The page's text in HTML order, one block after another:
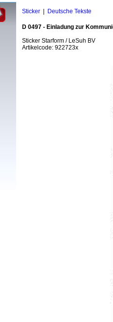
Sticker Deutsche Tekste
D 0497 - Einladung zur
Sticker Starform / LeSuh BV
Artikelcode: 922723x